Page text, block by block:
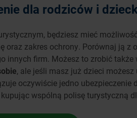
dla rodziców i
będziesz mieć
oraz zakres ochrony. Porównaj ją z
innych firm. Możesz to zrobić także
, ale jeśli masz już dzieci
oczywiście jedno ubezpieczenie
wspólną polisę turystyczną